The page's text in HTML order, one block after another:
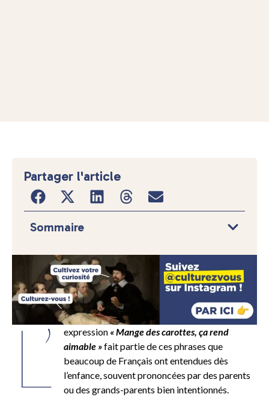
L’ expression « Mange des carottes, ça rend
aimable »fait partie de ces phrases que
beaucoup de Français ont entendues dès
l’enfance, souvent prononcées par des parents
ou des grands-parents bien intentionnés.
Partager l'article
Sommaire